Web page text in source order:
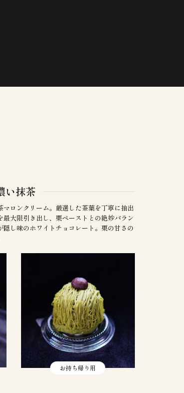
い抹茶
ロンクリーム。厳選した茶葉を丁寧に抽出
大限引き出し、栗ペーストとの絶妙バラン
し味のホワイトチョコレート。栗の甘さの
お持ち帰り用